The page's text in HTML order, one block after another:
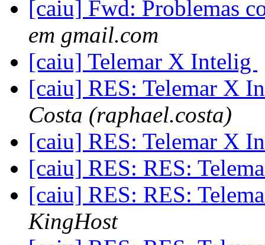
[caiu] Fwd: Problemas
em gmail.com
[caiu] Telemar X Intelig
[caiu] RES: Telemar X
Costa (raphael.costa)
[caiu] RES: Telemar X
[caiu] RES: RES:
[caiu] RES: RES:
KingHost